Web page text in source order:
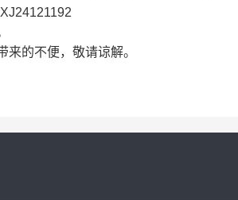
来的不便，敬请谅解。